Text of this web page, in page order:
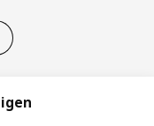
KBO nummer